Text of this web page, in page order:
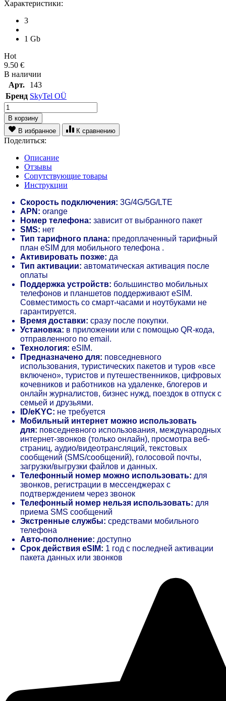
Характеристики:
3
1 Gb
Hot
9.50 €
В наличии
Арт.
143
Бренд SkyTel OÜ
В корзину
В избранное
К сравнению
Поделиться:
Описание
Отзывы
Сопутствующие товары
Инструкции
Скорость подключения: 3G/4G/5G/LTE
APN: orange
Номер телефона: зависит от выбранного пакет
SMS: нет
Тип тарифного плана: предоплаченный тарифный
план eSIM для мобильного телефона .
Активировать позже: да
Тип активации: автоматическая активация после
оплаты
Поддержка устройств: большинство мобильных
телефонов и планшетов поддерживают eSIM.
Совместимость со смарт-часами и ноутбуками не
гарантируется.
Время доставки: сразу после покупки.
Установка: в приложении или с помощью QR-кода,
отправленного по email.
Технология: eSIM.
Предназначено для: повседневного
использования, туристических пакетов и туров «все
включено», туристов и путешественников, цифровых
кочевников и работников на удаленке, блогеров и
онлайн журналистов, бизнес нужд, поездок в отпуск с
семьей и друзьями.
ID/eKYC: не требуется
Мобильный интернет можно использовать
для: повседневного использования, международных
интернет-звонков (только онлайн), просмотра веб-
страниц, аудио/видеотрансляций, текстовых
сообщений (SMS/сообщений), голосовой почты,
загрузки/выгрузки файлов и данных.
Телефонный номер можно использовать: для
звонков, регистрации в мессенджерах с
подтверждением через звонок
Телефонный номер нельзя использовать: для
приема SMS сообщений
Экстренные службы: средствами мобильного
телефона
Авто-пополнение: доступно
Срок действия eSIM: 1 год с последней активации
пакета данных или звонков